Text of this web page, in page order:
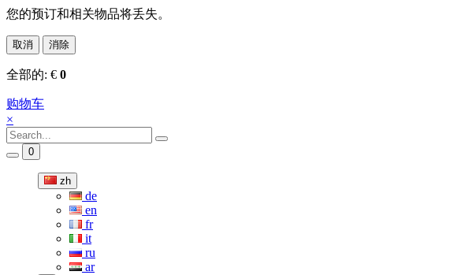
您的预订和相关物品将丢失。
取消 消除
全部的: € 0
购物车
×
0
zh
de
en
fr
it
ru
ar